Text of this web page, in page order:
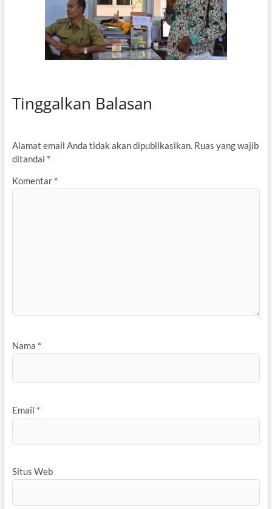
Tinggalkan Balasan
Alamat email Anda tidak akan dipublikasikan. Ruas yang wajib
ditandai *
Komentar *
Nama *
Email *
Situs Web